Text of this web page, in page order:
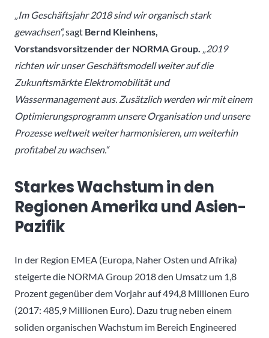
„Im Geschäftsjahr 2018 sind wir organisch stark
gewachsen“,sagt Bernd Kleinhens,
Vorstandsvorsitzender der NORMA Group. „2019
richten wir unser Geschäftsmodell weiter auf die
Zukunftsmärkte Elektromobilität und
Wassermanagement aus. Zusätzlich werden wir mit einem
Optimierungsprogramm unsere Organisation und unsere
Prozesse weltweit weiter harmonisieren, um weiterhin
profitabel zu wachsen.“
Starkes Wachstum in den
Regionen Amerika und Asien-
Pazifik
In der Region EMEA (Europa, Naher Osten und Afrika)
steigerte die NORMA Group 2018 den Umsatz um 1,8
Prozent gegenüber dem Vorjahr auf 494,8 Millionen Euro
(2017: 485,9 Millionen Euro). Dazu trug neben einem
soliden organischen Wachstum im Bereich Engineered